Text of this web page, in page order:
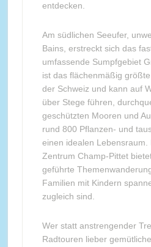
entdecken.
Am südlichen Seeufer,
Bains, erstreckt sich das
umfassende Sumpfgebiet
ist das flächenmäßig
der Schweiz und kann auf
über Stege führen,
geschützten Mooren und
rund 800 Pflanzen- und
einen idealen Lebensraum.
Zentrum Champ-Pittet
geführte
Familien mit Kindern
zugleich sind.
Wer statt anstrengender
Radtouren lieber